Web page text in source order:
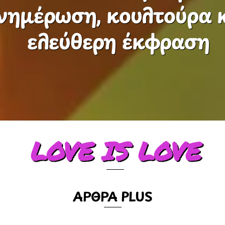
κουλτούρα
ελεύθερη έκφραση
LOVE IS LOVE
ΑΡΘΡΑ PLUS